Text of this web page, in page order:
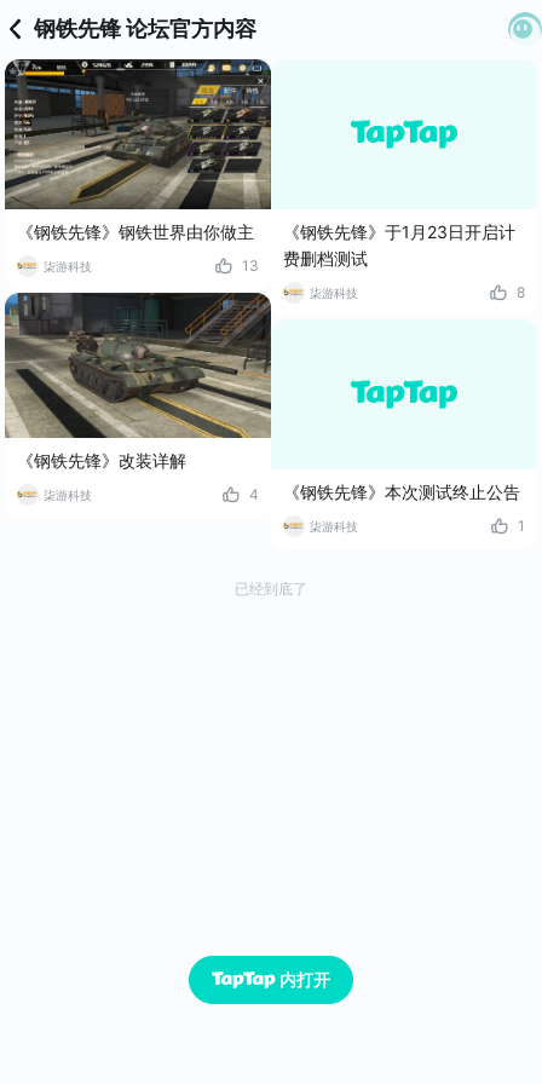
钢铁先锋 论坛官方内容
《钢铁先锋》钢铁世界由你做主
柒游科技 13
《钢铁先锋》改装详解
柒游科技 4
《钢铁先锋》于1月23日开启计
费删档测试
柒游科技 8
《钢铁先锋》本次测试终止公告
柒游科技 1
已经到底了
内打开